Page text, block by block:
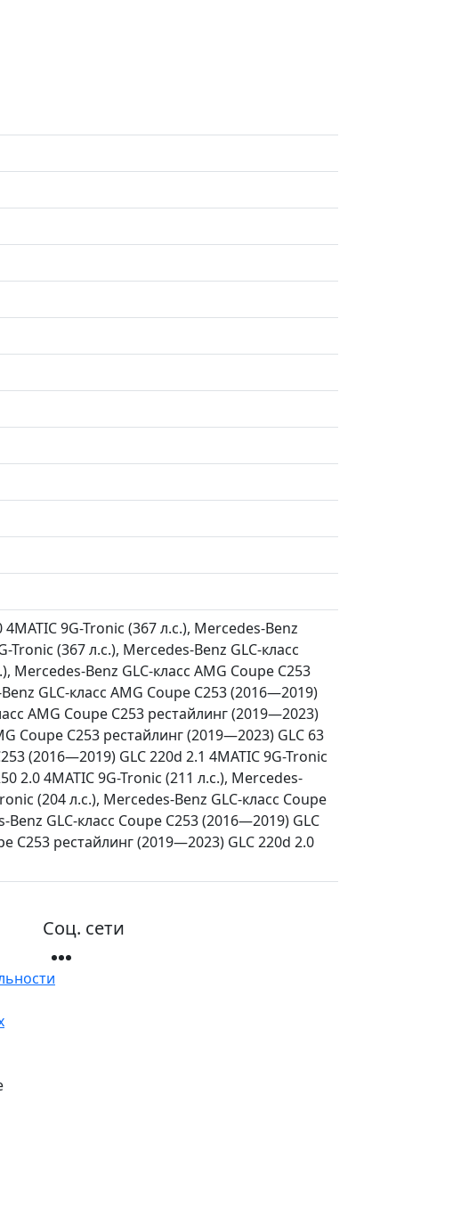
9G-Tronic (367 л.с.), Mercedes-Benz
Tronic (367 л.с.), Mercedes-Benz GLC-класс
Mercedes-Benz GLC-класс AMG Coupe C253
GLC-класс AMG Coupe C253 (2016—2019)
AMG Coupe C253 рестайлинг (2019—2023)
Coupe C253 рестайлинг (2019—2023) GLC 63
(2016—2019) GLC 220d 2.1 4MATIC 9G-Tronic
2.0 4MATIC 9G-Tronic (211 л.с.), Mercedes-
(204 л.с.), Mercedes-Benz GLC-класс Coupe
GLC-класс Coupe C253 (2016—2019) GLC
C253 рестайлинг (2019—2023) GLC 220d 2.0
Соц. сети